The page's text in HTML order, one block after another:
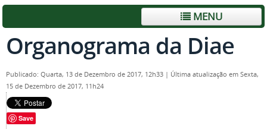
MENU
Organograma da Diae
Publicado: Quarta, 13 de Dezembro de 2017, 12h33 | Última atualização em Sexta,
15 de Dezembro de 2017, 11h24
Save